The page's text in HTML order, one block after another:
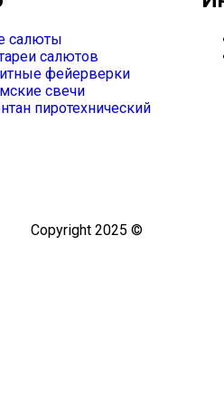
салюты
салютов
фейерверки
свечи
пиротехнический
Copyright 2025 ©